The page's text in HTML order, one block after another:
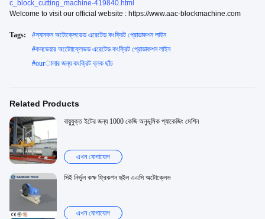
c_block_cutting_machine-419840.html
Welcome to visit our official website : https://www.aac-blockmachine.com
Tags: #স্যানকন অটোক্লেভেড এরেটেড কংক্রিট প্রোডাকশন লাইন
#কনভেয়ার অটোোক্লেভড এরেটেড কংক্রিট প্রোডাকশন লাইন
#ourালার জন্য কংক্রিট ব্লক ছাঁচ
Related Products
বায়ুযুক্ত ইটের জন্য 1000 কেজি অনুভূমিক প্যাকেজিং মেশিন
এখন যোগাযোগ
সিই নির্ভুল কক্ষ ফ্রিকশন হুইল এএসি অটোক্লেভ
এখন যোগাযোগ